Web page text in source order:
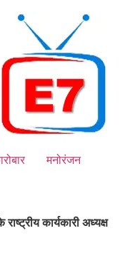
मनोरंजन
कार्यकारी अध्यक्ष